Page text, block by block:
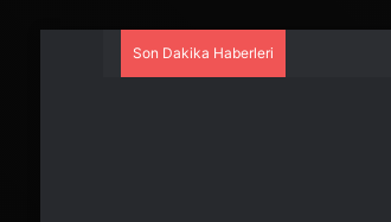
Son Dakika Haberleri